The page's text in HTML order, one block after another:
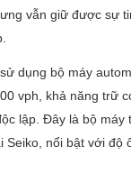
vẫn giữ được sự
dụng bộ máy
vph, khả năng trữ
lập. Đây là bộ máy
Seiko, nổi bật với độ